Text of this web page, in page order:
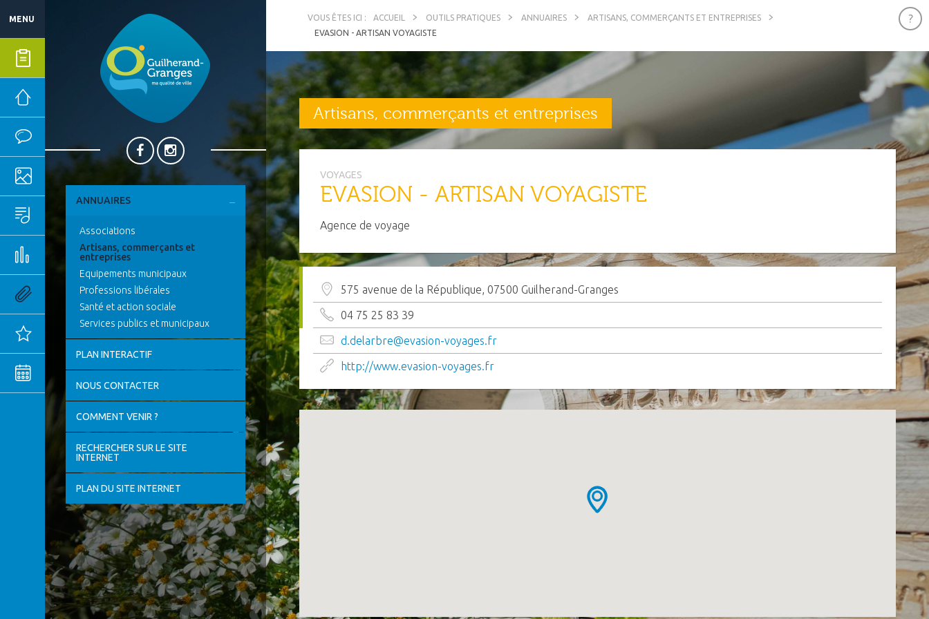
MENU
Mes démarches
Ma ville
Emploi & économie
Outils pratiques
Agenda
MENTIONS
LÉGALES
ANNUAIRES
Associations
Artisans, commerçants et
entreprises
Equipements municipaux
Professions libérales
Santé et action sociale
Services publics et municipaux
PLAN INTERACTIF
NOUS CONTACTER
COMMENT VENIR ?
RECHERCHER SUR LE SITE
INTERNET
PLAN DU SITE INTERNET
ACCUEIL OUTILS PRATIQUES ANNUAIRES
ARTISANS, COMMERÇANTS ET ENTREPRISES
EVASION - ARTISAN VOYAGISTE
Artisans, commerçants et entreprises
VOYAGES
EVASION - ARTISAN VOYAGISTE
Agence de voyage
575 avenue de la République, 07500 Guilherand-Granges
04 75 25 83 39
d.delarbre@evasion-voyages.fr
http://www.evasion-voyages.fr